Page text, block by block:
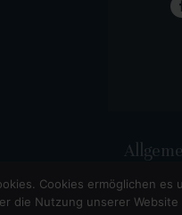
Cookies ermöglichen
die Nutzung unserer